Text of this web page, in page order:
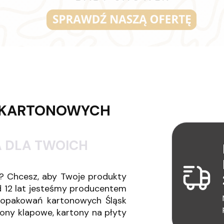
DLA TWOICH
Chcesz, aby Twoje produkty
12 lat jesteśmy producentem
kartonowych Śląsk
klapowe, kartony na płyty